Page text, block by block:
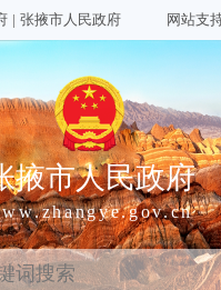
| 张掖市人民政府 网站支
掖市人民政府